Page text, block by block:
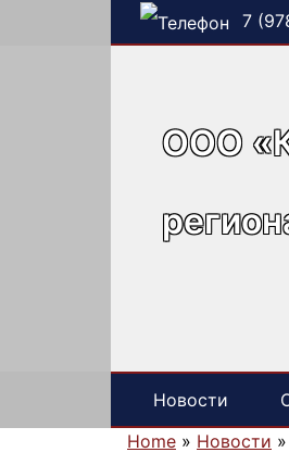
7
ООО
Новости
Home » Новости »